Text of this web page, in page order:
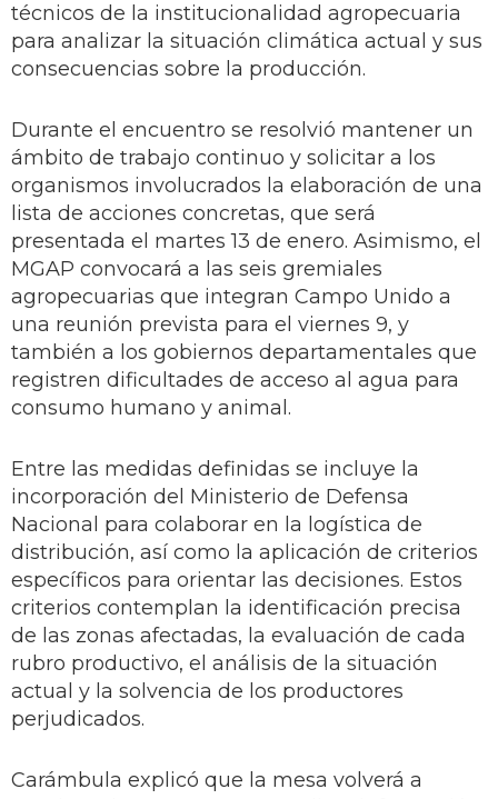
técnicos de la institucionalidad agropecuaria
para analizar la situación climática actual y sus
consecuencias sobre la producción.
Durante el encuentro se resolvió mantener un
ámbito de trabajo continuo y solicitar a los
organismos involucrados la elaboración de una
lista de acciones concretas, que será
presentada el martes 13 de enero. Asimismo, el
MGAP convocará a las seis gremiales
agropecuarias que integran Campo Unido a
una reunión prevista para el viernes 9, y
también a los gobiernos departamentales que
registren dificultades de acceso al agua para
consumo humano y animal.
Entre las medidas definidas se incluye la
incorporación del Ministerio de Defensa
Nacional para colaborar en la logística de
distribución, así como la aplicación de criterios
específicos para orientar las decisiones. Estos
criterios contemplan la identificación precisa
de las zonas afectadas, la evaluación de cada
rubro productivo, el análisis de la situación
actual y la solvencia de los productores
perjudicados.
Carámbula explicó que la mesa volverá a